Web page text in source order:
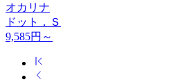
オカリナ
ドット．Ｓ
9,585円～